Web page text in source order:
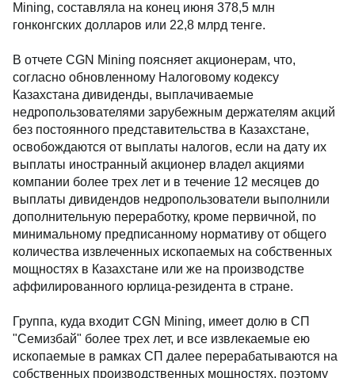
Mining, составляла на конец июня 378,5 млн
гонконгских долларов или 22,8 млрд тенге.
В отчете CGN Mining поясняет акционерам, что,
согласно обновленному Налоговому кодексу
Казахстана дивиденды, выплачиваемые
недропользователями зарубежным держателям акций
без постоянного представительства в Казахстане,
освобождаются от выплаты налогов, если на дату их
выплаты иностранный акционер владел акциями
компании более трех лет и в течение 12 месяцев до
выплаты дивидендов недропользователи выполнили
дополнительную переработку, кроме первичной, по
минимальному предписанному нормативу от общего
количества извлеченных ископаемых на собственных
мощностях в Казахстане или же на производстве
аффилированного юрлица-резидента в стране.
Группа, куда входит CGN Mining, имеет долю в СП
"Семизбай" более трех лет, и все извлекаемые ею
ископаемые в рамках СП далее перерабатываются на
собственных производственных мощностях, поэтому